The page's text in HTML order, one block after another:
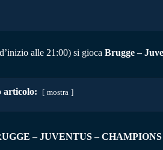
alle 21:00) si gioca Brugge –
articolo: mostra
– JUVENTUS – CHAMPIONS